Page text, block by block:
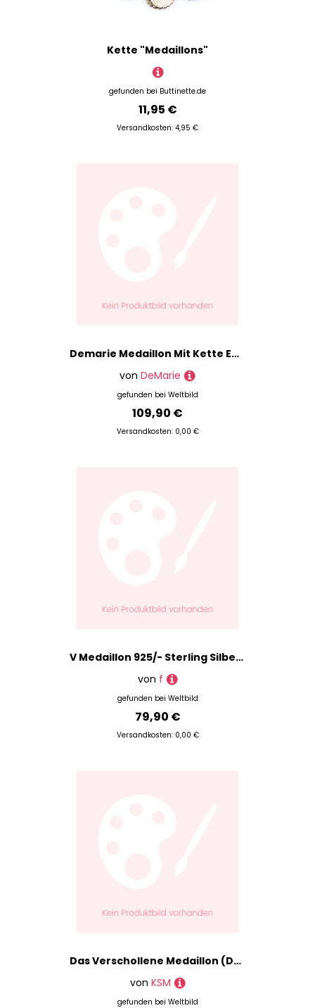
Kette "Medaillons"
gefunden bei Buttinette.de
11,95 €
Versandkosten: 4,95 €
Demarie Medaillon Mit Kette Edelstahl 44 Glänzend
von DeMarie
gefunden bei Weltbild
109,90 €
Versandkosten: 0,00 €
V Medaillon 925/- Sterling Silber 2,9Cm Mattiert
von f
gefunden bei Weltbild
79,90 €
Versandkosten: 0,00 €
Das Verschollene Medaillon (DVD)
von KSM
gefunden bei Weltbild